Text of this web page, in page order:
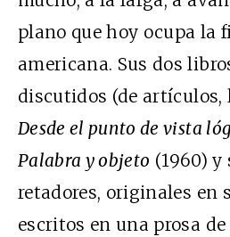
plano que hoy ocupa la
americana. Sus dos
discutidos (de artículos,
Desde el punto de vista
Palabra y objeto (1960) y
retadores, originales en
escritos en una prosa